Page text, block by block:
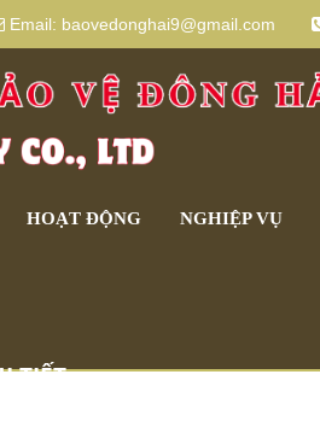
Email: baovedonghai9@gmail.com
HOẠT ĐỘNG NGHIỆP VỤ
TIẾT